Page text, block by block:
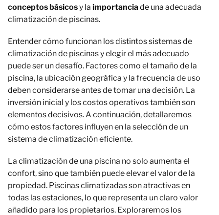
conceptos básicosy la importanciade una adecuada
climatización de piscinas.
Entender cómo funcionan los distintos sistemas de
climatización de piscinas y elegir el más adecuado
puede ser un desafío. Factores como el tamaño de la
piscina, la ubicación geográfica y la frecuencia de uso
deben considerarse antes de tomar una decisión. La
inversión inicial y los costos operativos también son
elementos decisivos. A continuación, detallaremos
cómo estos factores influyen en la selección de un
sistema de climatización eficiente.
La climatización de una piscina no solo aumenta el
confort, sino que también puede elevar el valor de la
propiedad. Piscinas climatizadas son atractivas en
todas las estaciones, lo que representa un claro valor
añadido para los propietarios. Exploraremos los